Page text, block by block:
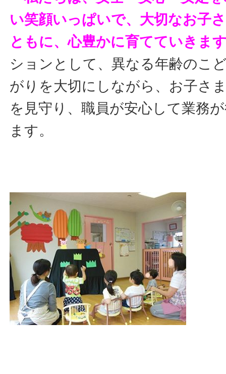
い笑顔いっぱいで、大切なお子
ともに、心豊かに育てていきま
ションとして、異なる年齢のこ
がりを大切にしながら、お子さ
を見守り、職員が安心して業務
ます。